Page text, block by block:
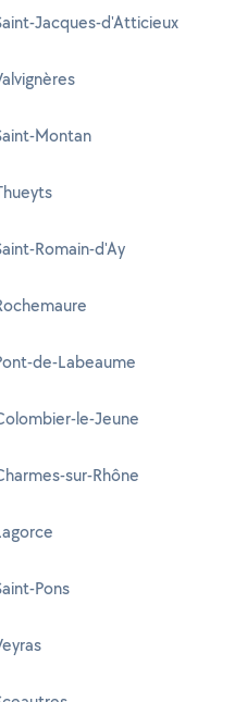
Jacques-d'Atticieux
Montan
Romain-d'Ay
de-Labeaume
le-Jeune
sur-Rhône
Pons